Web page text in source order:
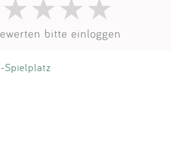
bitte einloggen
Spielplatz